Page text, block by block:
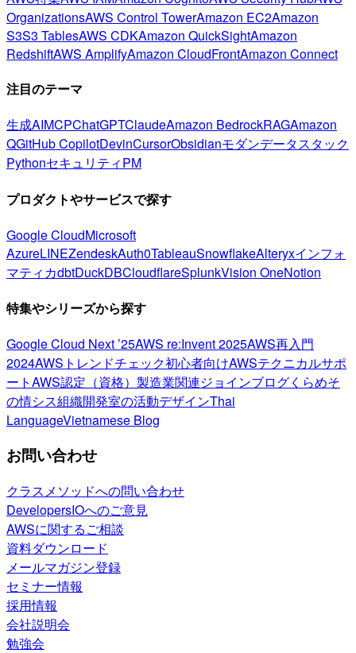
OrganizationsAWS Control TowerAmazon EC2Amazon
S3S3 TablesAWS CDKAmazon QuickSightAmazon
RedshiftAWS AmplifyAmazon CloudFrontAmazon Connect
注目のテーマ
生成AIMCPChatGPTClaudeAmazon BedrockRAGAmazon
QGitHub CopilotDevinCursorObsidianモダンデータスタック
PythonセキュリティPM
プロダクトやサービスで探す
Google CloudMicrosoft
AzureLINEZendeskAuth0TableauSnowflakeAlteryxインフォ
マティカdbtDuckDBCloudflareSplunkVision OneNotion
特集やシリーズから探す
Google Cloud Next ’25AWS re:Invent 2025AWS再入門
2024AWSトレンドチェック初心者向けAWSテクニカルサポ
ートAWS認定（資格） 製造業関連ジョインブログくらめそ
の情シス組織開発室の活動デザインThai
LanguageVietnamese Blog
お問い合わせ
クラスメソッドへの問い合わせ
DevelopersIOへのご意見
AWSに関するご相談
資料ダウンロード
メールマガジン登録
セミナー情報
採用情報
会社説明会
勉強会